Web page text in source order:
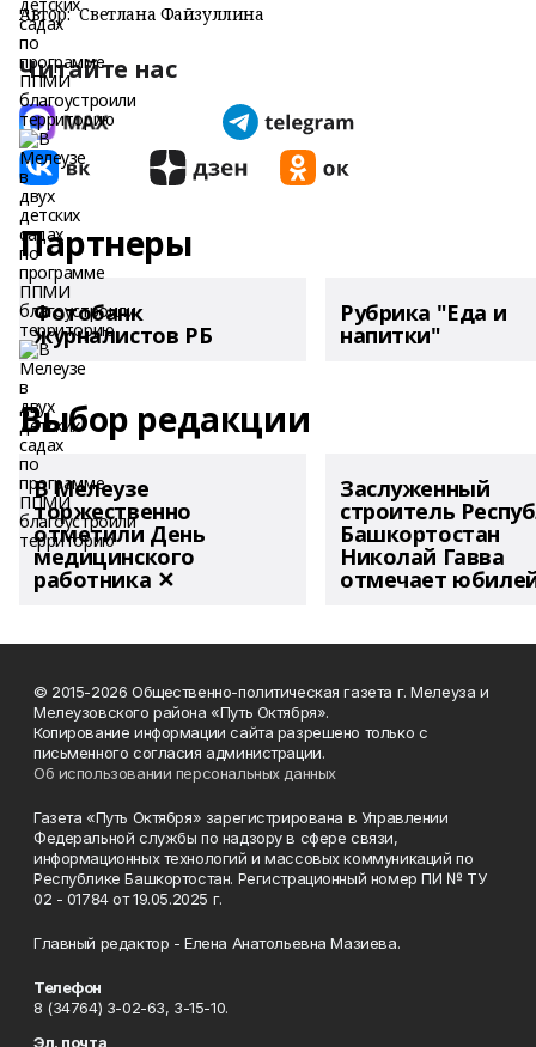
Автор: Светлана Файзуллина
Читайте нас
Партнеры
Фотобанк
журналистов РБ
Рубрика "Еда и
напитки"
Выбор редакции
В Мелеузе
торжественно
отметили День
медицинского
работника ✕
Заслуженный
строитель
Башкортостан
Николай Гавва
отмечает
© 2015-2026 Общественно-политическая газета г. Мелеуза и
Мелеузовского района «Путь Октября».
Копирование информации сайта разрешено только с
письменного согласия администрации.
Об использовании персональных данных
Газета «Путь Октября» зарегистрирована в Управлении
Федеральной службы по надзору в сфере связи,
информационных технологий и массовых коммуникаций по
Республике Башкортостан. Регистрационный номер ПИ № ТУ
02 - 01784 от 19.05.2025 г.
Главный редактор - Елена Анатольевна Мазиева.
Телефон
8 (34764) 3-02-63, 3-15-10.
Эл. почта